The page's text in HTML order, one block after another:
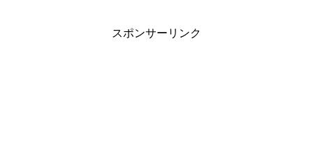
スポンサーリンク